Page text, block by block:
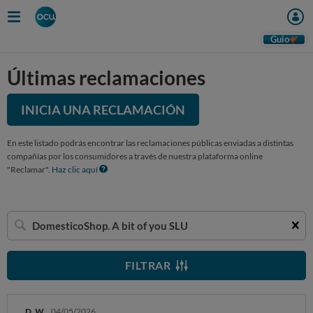
Guio
Últimas reclamaciones
INICIA UNA RECLAMACIÓN
En este listado podrás encontrar las reclamaciones públicas enviadas a distintas
compañías por los consumidores a través de nuestra plataforma online
"Reclamar". Haz clic aquí
Buscar
una
empresa
FILTRAR